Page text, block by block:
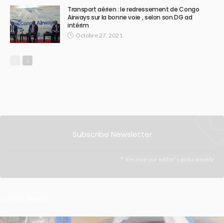
Transport aérien : le redressement de Congo
Airways sur la bonne voie , selon son DG ad
intérim
Octobre 27, 2021
Subscribe Newsletter
Receive our editor's picks weekly